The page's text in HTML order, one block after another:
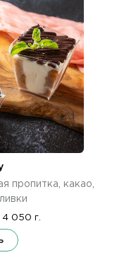
пропитка, какао,
4 050 г.